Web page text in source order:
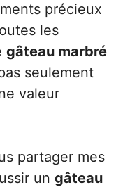
précieux
les
gâteau marbré
seulement
valeur
partager mes
un gâteau